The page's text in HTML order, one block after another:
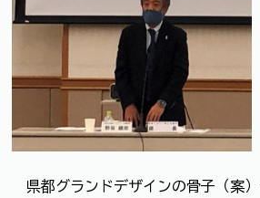
県都グランドデザインの骨子（案